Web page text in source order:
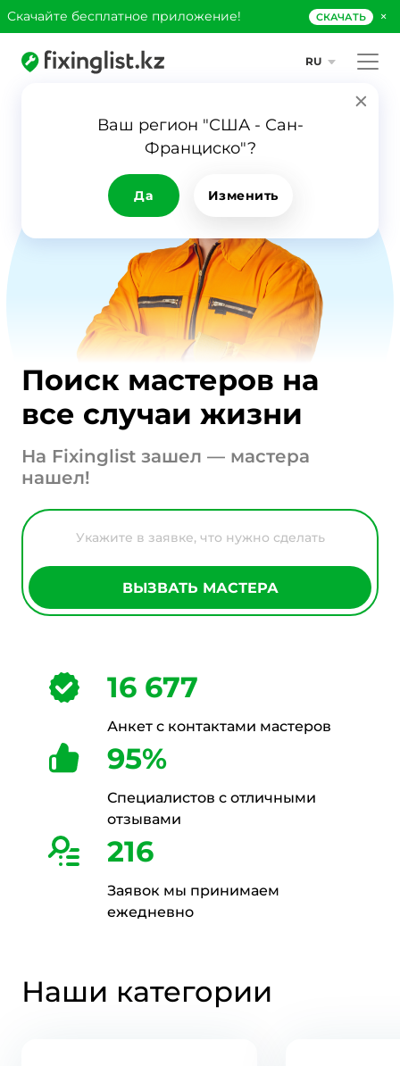
Скачайте бесплатное приложение! СКАЧАТЬ ×
RU
Ваш регион "США - Сан-
Франциско"?
Да Изменить
Поиск мастеров на
все случаи жизни
На Fixinglist зашел — мастера
нашел!
ВЫЗВАТЬ МАСТЕРА
16 677
Анкет с контактами мастеров
95%
Специалистов с отличными
отзывами
216
Заявок мы принимаем
ежедневно
Наши категории